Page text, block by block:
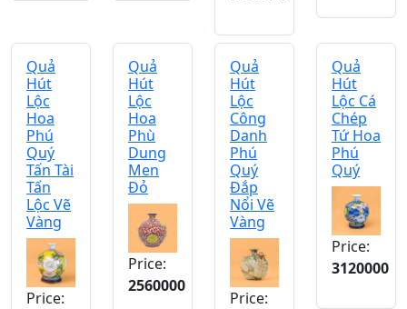
Quả
Hút
Lộc
Hoa
Phú
Quý
Tấn Tài
Tấn
Lộc Vẽ
Vàng
Price:
Quả
Hút
Lộc
Hoa
Phù
Dung
Men
Đỏ
Price:
2560000
Quả
Hút
Lộc
Công
Danh
Phú
Quý
Đắp
Nổi Vẽ
Vàng
Price:
Quả
Hút
Lộc Cá
Chép
Tứ Hoa
Phú
Quý
Price:
3120000